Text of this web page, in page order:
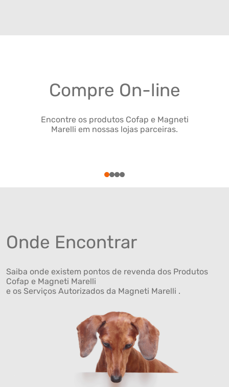
Compre On-line
Encontre os produtos Cofap e Magneti
Marelli em nossas lojas parceiras.
1234
Onde Encontrar
Saiba onde existem pontos de revenda dos Produtos
Cofap e Magneti Marelli
e os Serviços Autorizados da Magneti Marelli .